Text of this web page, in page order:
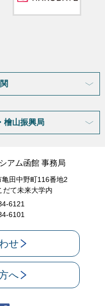
檜山振興局
アム函館 事務局
田中野町116番地2
だて未来大学内
6121
6101
せ
へ